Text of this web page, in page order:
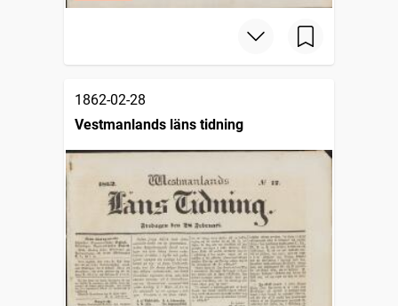
1862-02-28
Vestmanlands läns tidning